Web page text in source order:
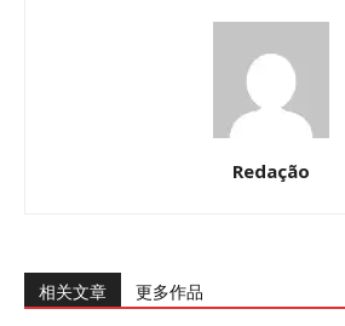
Redação
相关文章 更多作品